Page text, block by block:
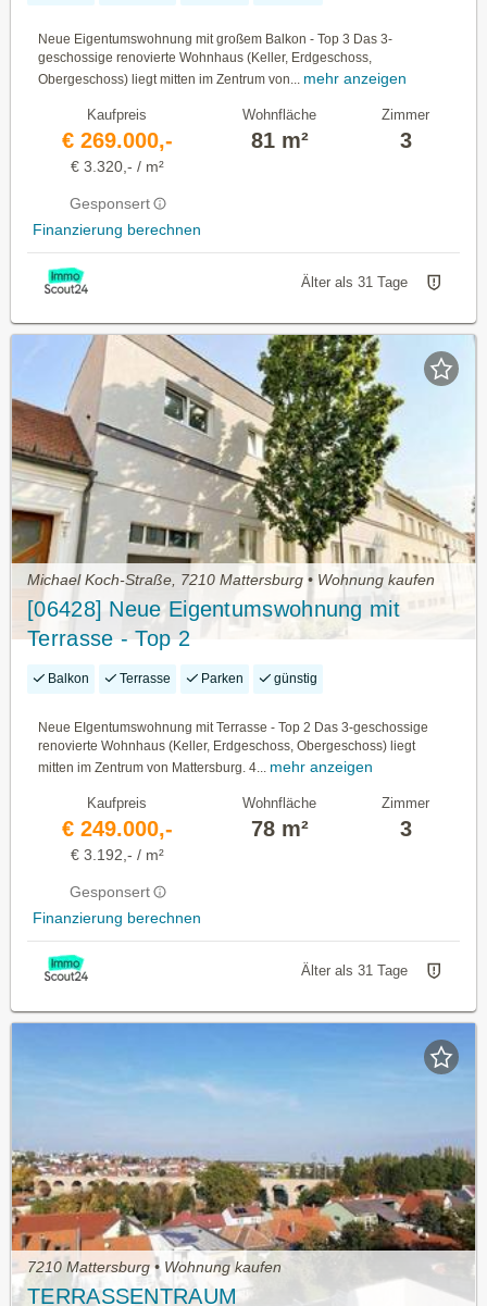
Neue Eigentumswohnung mit großem Balkon - Top 3 Das 3-
geschossige renovierte Wohnhaus (Keller, Erdgeschoss,
Obergeschoss) liegt mitten im Zentrum von... mehr anzeigen
Kaufpreis
€ 269.000,-
€ 3.320,- / m²
Gesponsert
Finanzierung berechnen
Wohnfläche
81 m²
Zimmer
3
Älter als 31 Tage
Michael Koch-Straße, 7210 Mattersburg • Wohnung kaufen
[06428] Neue Eigentumswohnung mit
Terrasse - Top 2
Balkon Terrasse Parken günstig
Neue EIgentumswohnung mit Terrasse - Top 2 Das 3-geschossige
renovierte Wohnhaus (Keller, Erdgeschoss, Obergeschoss) liegt
mitten im Zentrum von Mattersburg. 4...
mehr anzeigen
Kaufpreis
€ 249.000,-
€ 3.192,- / m²
Gesponsert
Finanzierung berechnen
Wohnfläche
78 m²
Zimmer
3
Älter als 31 Tage
7210 Mattersburg • Wohnung kaufen
TERRASSENTRAUM